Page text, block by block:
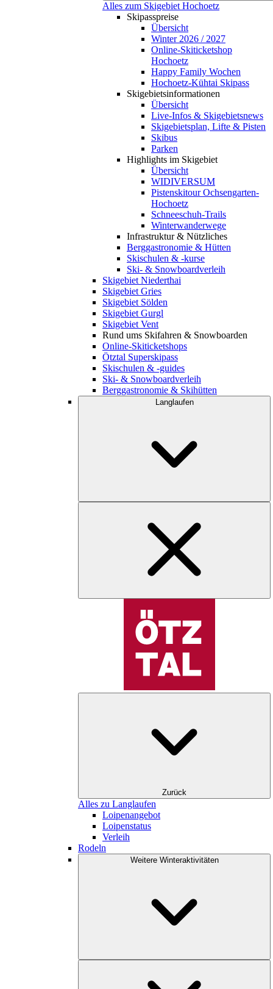
Alles zum Skigebiet Hochoetz
Skipasspreise
Übersicht
Winter 2026 / 2027
Online-Skiticketshop
Hochoetz
Happy Family Wochen
Hochoetz-Kühtai Skipass
Skigebietsinformationen
Übersicht
Live-Infos & Skigebietsnews
Skigebietsplan, Lifte & Pisten
Skibus
Parken
Highlights im Skigebiet
Übersicht
WIDIVERSUM
Pistenskitour Ochsengarten-
Hochoetz
Schneeschuh-Trails
Winterwanderwege
Infrastruktur & Nützliches
Berggastronomie & Hütten
Skischulen & -kurse
Ski- & Snowboardverleih
Skigebiet Niederthai
Skigebiet Gries
Skigebiet Sölden
Skigebiet Gurgl
Skigebiet Vent
Rund ums Skifahren & Snowboarden
Online-Skiticketshops
Ötztal Superskipass
Skischulen & -guides
Ski- & Snowboardverleih
Berggastronomie & Skihütten
Langlaufen
Zurück
Alles zu Langlaufen
Loipenangebot
Loipenstatus
Verleih
Rodeln
Weitere Winteraktivitäten